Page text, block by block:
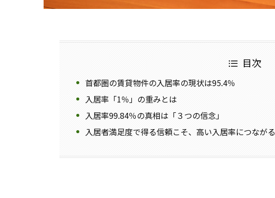
目次
首都圏の賃貸物件の入居率の現状は95.4％
入居率「1％」の重みとは
入居率99.84％の真相は「３つの信念」
入居者満足度で得る信頼こそ、高い入居率につながる